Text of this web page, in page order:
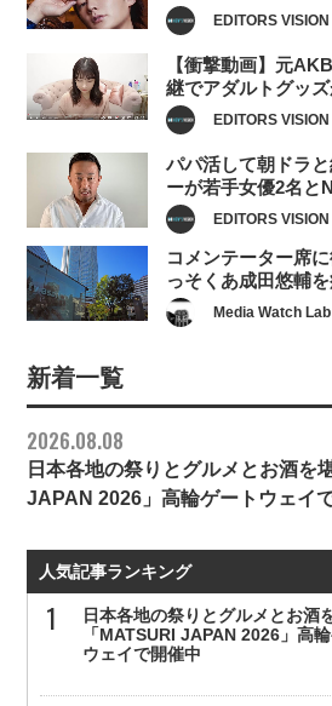
EDITORS VISION
【衝撃動画】元
継でアダルトグッ
EDITORS VISION
パパ活して朝ドラ
ーが若手女優2名と
EDITORS VISION
コメンテーター席
っそくあ成田悠輔
Media Watch Lab
新着一覧
2026.08.08
日本各地の祭りとグルメとお酒を
JAPAN 2026」高輪ゲートウェイ
人気記事ランキング
日本各地の祭りとグルメとお酒
「MATSURI JAPAN 2026」高
ウェイで開催中